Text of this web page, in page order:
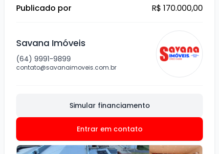
Publicado por R$ 170.000,00
Savana Imóveis
(64) 9991-9899
contato@savanaimoveis.com.br
Simular financiamento
Entrar em contato